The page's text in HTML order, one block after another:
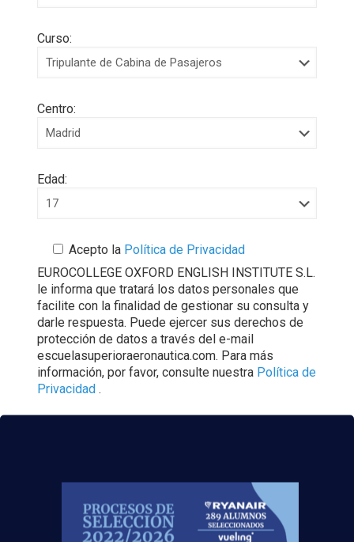
Curso:
Centro:
Edad:
Acepto laPolítica de Privacidad
EUROCOLLEGE OXFORD ENGLISH INSTITUTE S.L.
le informa que tratará los datos personales que
facilite con la finalidad de gestionar su consulta y
darle respuesta. Puede ejercer sus derechos de
protección de datos a través del e-mail
escuelasuperioraeronautica.com. Para más
información, por favor, consulte nuestra Política de
Privacidad .
¡Nos vemos volando!